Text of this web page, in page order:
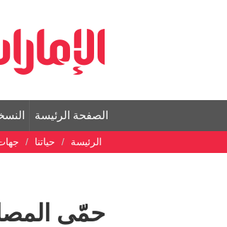
الصفحة الرئيسة
الرئيسة حياتنا
حمّى